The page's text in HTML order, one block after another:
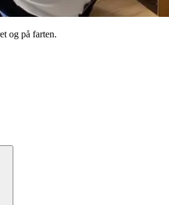
og på farten.